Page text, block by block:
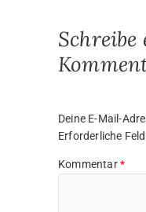
Schreibe
Deine E-Mail-
Erforderliche
Kommentar*